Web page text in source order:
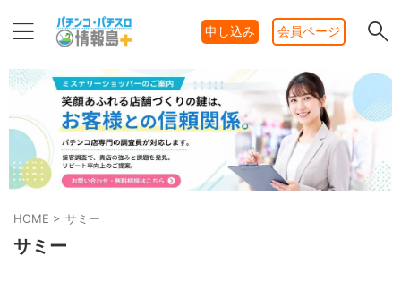
申し込み 会員ページ
HOME > サミー
サミー